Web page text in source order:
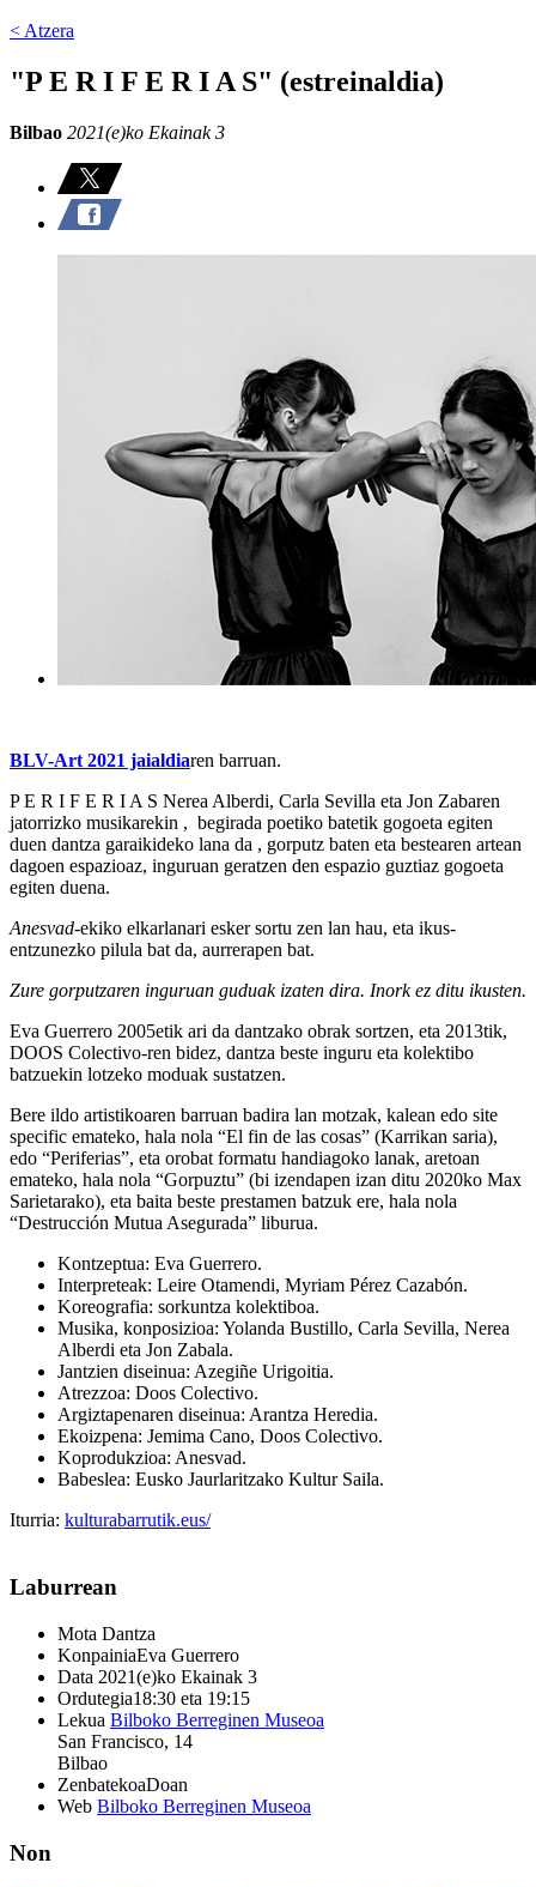
< Atzera
"P E R I F E R I A S" (estreinaldia)
Bilbao 2021(e)ko Ekainak 3
BLV-Art 2021 jaialdiaren barruan.
P E R I F E R I A S Nerea Alberdi, Carla Sevilla eta Jon Zabaren
jatorrizko musikarekin , begirada poetiko batetik gogoeta egiten
duen dantza garaikideko lana da , gorputz baten eta bestearen artean
dagoen espazioaz, inguruan geratzen den espazio guztiaz gogoeta
egiten duena.
Anesvad-ekiko elkarlanari esker sortu zen lan hau, eta ikus-
entzunezko pilula bat da, aurrerapen bat.
Zure gorputzaren inguruan guduak izaten dira. Inork ez ditu ikusten.
Eva Guerrero 2005etik ari da dantzako obrak sortzen, eta 2013tik,
DOOS Colectivo-ren bidez, dantza beste inguru eta kolektibo
batzuekin lotzeko moduak sustatzen.
Bere ildo artistikoaren barruan badira lan motzak, kalean edo site
specific emateko, hala nola “El fin de las cosas” (Karrikan saria),
edo “Periferias”, eta orobat formatu handiagoko lanak, aretoan
emateko, hala nola “Gorpuztu” (bi izendapen izan ditu 2020ko Max
Sarietarako), eta baita beste prestamen batzuk ere, hala nola
“Destrucción Mutua Asegurada” liburua.
Kontzeptua: Eva Guerrero.
Interpreteak: Leire Otamendi, Myriam Pérez Cazabón.
Koreografia: sorkuntza kolektiboa.
Musika, konposizioa: Yolanda Bustillo, Carla Sevilla, Nerea
Alberdi eta Jon Zabala.
Jantzien diseinua: Azegiñe Urigoitia.
Atrezzoa: Doos Colectivo.
Argiztapenaren diseinua: Arantza Heredia.
Ekoizpena: Jemima Cano, Doos Colectivo.
Koprodukzioa: Anesvad.
Babeslea: Eusko Jaurlaritzako Kultur Saila.
Iturria: kulturabarrutik.eus/
Laburrean
Mota Dantza
KonpainiaEva Guerrero
Data 2021(e)ko Ekainak 3
Ordutegia18:30 eta 19:15
Lekua Bilboko Berreginen Museoa
San Francisco, 14
Bilbao
ZenbatekoaDoan
Web Bilboko Berreginen Museoa
Non